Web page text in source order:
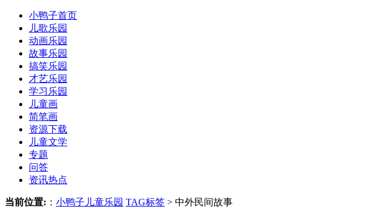
小鸭子首页
儿歌乐园
动画乐园
故事乐园
搞笑乐园
才艺乐园
学习乐园
儿童画
简笔画
资源下载
儿童文学
专题
问答
资讯热点
当前位置: ： 小鸭子儿童乐园 TAG标签 > 中外民间故事